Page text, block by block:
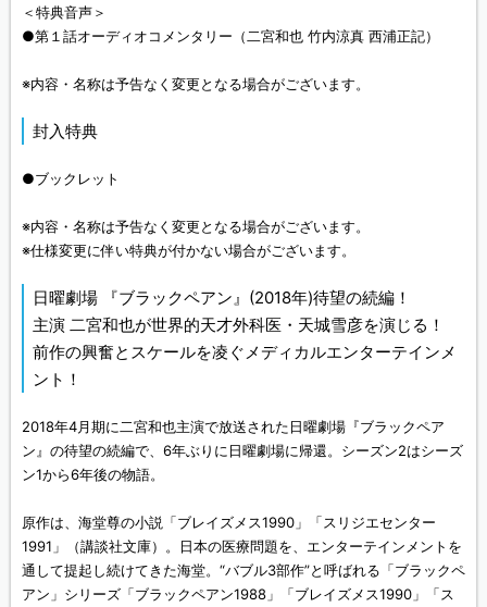
＜特典音声＞
●第１話オーディオコメンタリー（二宮和也 竹内涼真 西浦正記）
※内容・名称は予告なく変更となる場合がございます。
封入特典
●ブックレット
※内容・名称は予告なく変更となる場合がございます。
※仕様変更に伴い特典が付かない場合がございます。
日曜劇場 『ブラックペアン』(2018年)待望の続編！
主演 二宮和也が世界的天才外科医・天城雪彦を演じる！
前作の興奮とスケールを凌ぐメディカルエンターテインメ
ント！
2018年4月期に二宮和也主演で放送された日曜劇場『ブラックペア
ン』の待望の続編で、6年ぶりに日曜劇場に帰還。シーズン2はシーズ
ン1から6年後の物語。
原作は、海堂尊の小説「ブレイズメス1990」「スリジエセンター
1991」（講談社文庫）。日本の医療問題を、エンターテインメントを
通して提起し続けてきた海堂。“バブル3部作”と呼ばれる「ブラックペ
アン」シリーズ「ブラックペアン1988」「ブレイズメス1990」「ス